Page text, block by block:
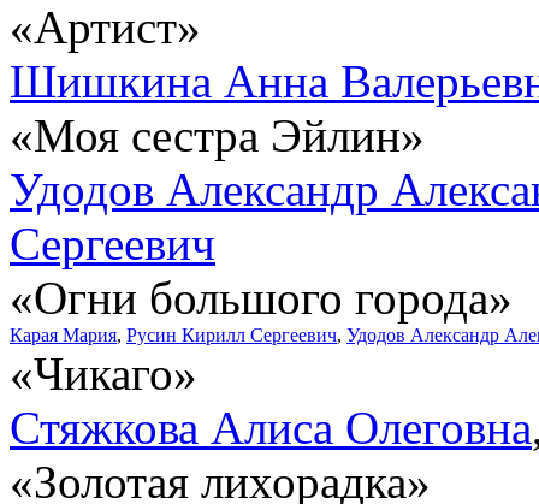
«Артист»
Шишкина Анна
«Моя сестра Эйлин»
Удодов Александр
Сергеевич
«Огни большого города»
Карая Мария, Русин Кирилл Сергеевич, Удодов Александр
«Чикаго»
Стяжкова Алиса Олеговна
«Золотая лихорадка»